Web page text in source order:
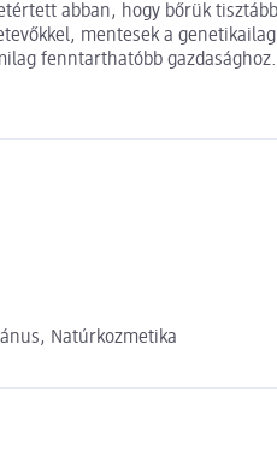
abban, hogy bőrük
mentesek a
fenntarthatóbb gazdasághoz.
Natúrkozmetika